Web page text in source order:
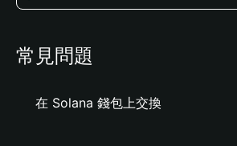
常見問題
在 Solana 錢包上交換